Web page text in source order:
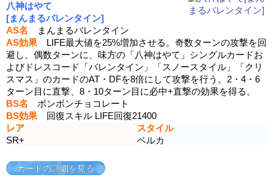
八神はやて
[まんまるバレンタイン]
AS名 まんまるバレンタイン
AS効果 LIFE最大値を25%増加させる。奇数ターンの攻撃を回
避し、偶数ターンに、味方の「八神はやて」シングルカードお
よびドレスコード「バレンタイン」「スノースタイル」「クリ
スマス」のカードのAT・DFを8倍にして攻撃を行う。2・4・6
ターン目に直撃、8・10ターン目に必中+直撃の効果を得る。
BS名 ボンボンチョコレート
BS効果 回復スキル LIFE回復21400
レア
スタイル
SR+
ベルカ
カードの詳細を見る